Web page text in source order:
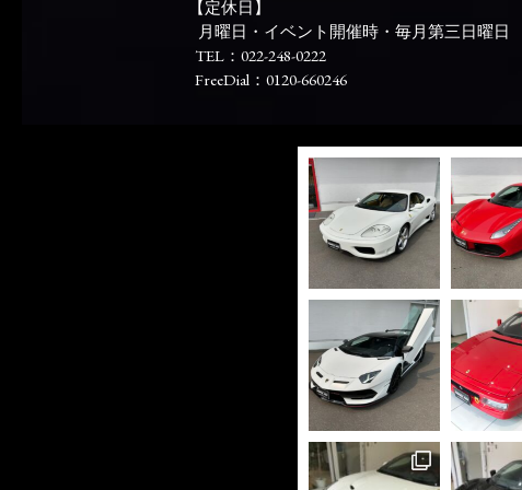
【定休日】
月曜日・イベント開催時・毎月第三日曜日
TEL：022-248-0222
FreeDial：0120-660246